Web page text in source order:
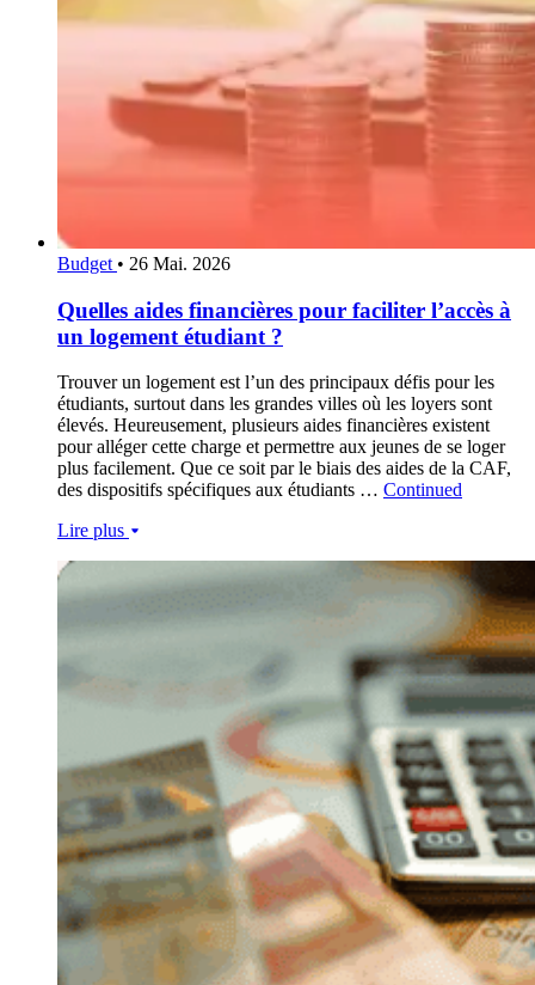
Budget • 26 Mai. 2026
Quelles aides financières pour faciliter l’accès à
un logement étudiant ?
Trouver un logement est l’un des principaux défis pour les
étudiants, surtout dans les grandes villes où les loyers sont
élevés. Heureusement, plusieurs aides financières existent
pour alléger cette charge et permettre aux jeunes de se loger
plus facilement. Que ce soit par le biais des aides de la CAF,
des dispositifs spécifiques aux étudiants … Continued
Lire plus